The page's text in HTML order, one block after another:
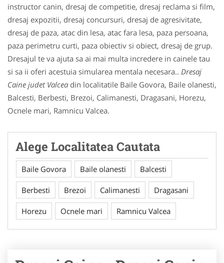
instructor canin, dresaj de competitie, dresaj reclama si film,
dresaj expozitii, dresaj concursuri, dresaj de agresivitate,
dresaj de paza, atac din lesa, atac fara lesa, paza persoana,
paza perimetru curti, paza obiectiv si obiect, dresaj de grup.
Dresajul te va ajuta sa ai mai multa incredere in cainele tau
si sa ii oferi acestuia simularea mentala necesara.. Dresaj
Caine judet Valcea din localitatile Baile Govora, Baile olanesti,
Balcesti, Berbesti, Brezoi, Calimanesti, Dragasani, Horezu,
Ocnele mari, Ramnicu Valcea.
Alege Localitatea Cautata
Baile Govora Baile olanesti Balcesti
Berbesti Brezoi Calimanesti Dragasani
Horezu Ocnele mari Ramnicu Valcea